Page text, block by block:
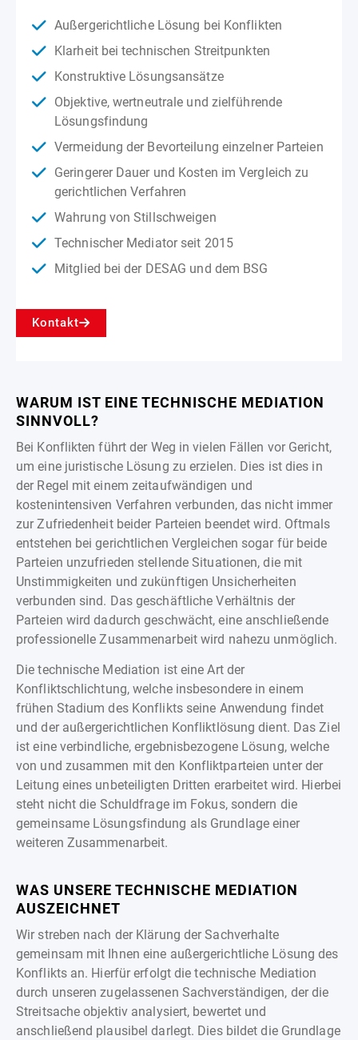
Außergerichtliche Lösung bei Konflikten
Klarheit bei technischen Streitpunkten
Konstruktive Lösungsansätze
Objektive, wertneutrale und zielführende
Lösungsfindung
Vermeidung der Bevorteilung einzelner Parteien
Geringerer Dauer und Kosten im Vergleich zu
gerichtlichen Verfahren
Wahrung von Stillschweigen
Technischer Mediator seit 2015
Mitglied bei der DESAG und dem BSG
Kontakt
WARUM IST EINE TECHNISCHE MEDIATION
SINNVOLL?
Bei Konflikten führt der Weg in vielen Fällen vor Gericht,
um eine juristische Lösung zu erzielen. Dies ist dies in
der Regel mit einem zeitaufwändigen und
kostenintensiven Verfahren verbunden, das nicht immer
zur Zufriedenheit beider Parteien beendet wird. Oftmals
entstehen bei gerichtlichen Vergleichen sogar für beide
Parteien unzufrieden stellende Situationen, die mit
Unstimmigkeiten und zukünftigen Unsicherheiten
verbunden sind. Das geschäftliche Verhältnis der
Parteien wird dadurch geschwächt, eine anschließende
professionelle Zusammenarbeit wird nahezu unmöglich.
Die technische Mediation ist eine Art der
Konfliktschlichtung, welche insbesondere in einem
frühen Stadium des Konflikts seine Anwendung findet
und der außergerichtlichen Konfliktlösung dient. Das Ziel
ist eine verbindliche, ergebnisbezogene Lösung, welche
von und zusammen mit den Konfliktparteien unter der
Leitung eines unbeteiligten Dritten erarbeitet wird. Hierbei
steht nicht die Schuldfrage im Fokus, sondern die
gemeinsame Lösungsfindung als Grundlage einer
weiteren Zusammenarbeit.
WAS UNSERE TECHNISCHE MEDIATION
AUSZEICHNET
Wir streben nach der Klärung der Sachverhalte
gemeinsam mit Ihnen eine außergerichtliche Lösung des
Konflikts an. Hierfür erfolgt die technische Mediation
durch unseren zugelassenen Sachverständigen, der die
Streitsache objektiv analysiert, bewertet und
anschließend plausibel darlegt. Dies bildet die Grundlage